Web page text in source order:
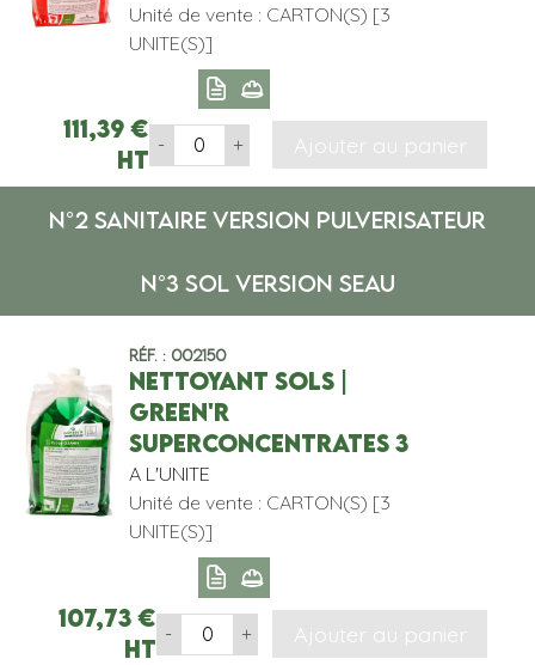
Unité de vente : CARTON(S) [3
UNITE(S)]
111,39 €
HT
- + Ajouter au panier
N°2 SANITAIRE VERSION PULVERISATEUR
N°3 SOL VERSION SEAU
Réf. : 002150
NETTOYANT SOLS |
GREEN'R
SUPERCONCENTRATES 3
A L'UNITE
Unité de vente : CARTON(S) [3
UNITE(S)]
107,73€
HT
- + Ajouter au panier